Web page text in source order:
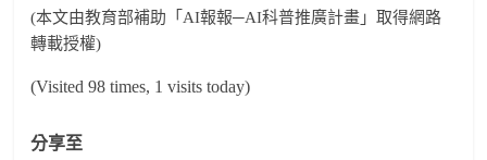
(本文由教育部補助「AI報報─AI科普推廣計畫」取得網路
轉載授權)
(Visited 98 times, 1 visits today)
分享至